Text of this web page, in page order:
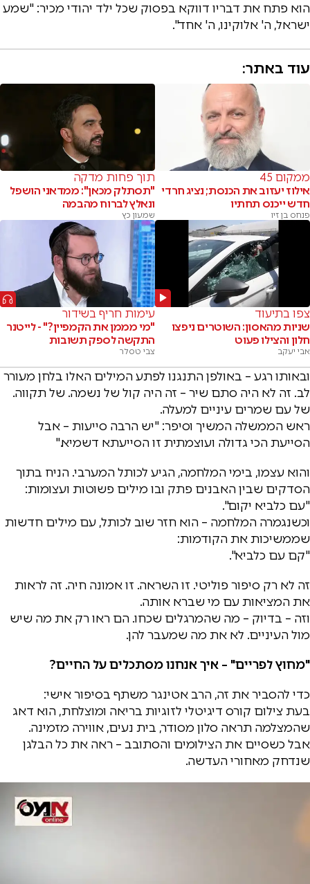
הוא פתח את דבריו דווקא בפסוק שכל ילד יהודי מכיר: "שמע
ישראל, ה' אלוקינו, ה' אחד".
עוד באתר:
ממקום 45
אילוז יעזוב את הכנסת; נציג חרדי
חדש ייכנס תחתיו
פנחס בן זיו
תוך פחות מדקה
"תסתלק מכאן": ממדאני הושפל
ונאלץ לברוח מהבמה
שמעון כץ
צפו בתיעוד
שניות מהאסון: השוטרים ניפצו
חלון והצילו פעוט
אבי יעקב
עימות חריף בשידור
"מי מממן את הקמפיין?" - לייטנר
התקשה לספק תשובות
צבי טסלר
ובאותו רגע – באולפן התנגנו לפתע המילים האלו בלחן מעורר
לב. זה לא היה סתם שיר – זה היה קול של נשמה. של תקווה.
של עם שמרים עיניים למעלה.
ראש הממשלה המשיך וסיפר: "יש הרבה סייעות – אבל
הסייעת הכי גדולה ועוצמתית זו הסייעתא דשמיא."
והוא עצמו, בימי המלחמה, הגיע לכותל המערבי. הניח בתוך
הסדקים שבין האבנים פתק ובו מילים פשוטות ועצומות:
"עם כלביא יקום".
וכשנגמרה המלחמה – הוא חזר שוב לכותל, עם מילים חדשות
שממשיכות את הקודמות:
"קם עם כלביא".
זה לא רק סיפור פוליטי. זו השראה. זו אמונה חיה. זה לראות
את המציאות עם מי שברא אותה.
וזה – בדיוק – מה שהמרגלים שכחו. הם ראו רק את מה שיש
מול העיניים. לא את מה שמעבר להן.
"מחוץ לפריים" – איך אנחנו מסתכלים על החיים?
כדי להסביר את זה, הרב אטינגר משתף בסיפור אישי:
בעת צילום קורס דיגיטלי לזוגיות בריאה ומוצלחת, הוא דאג
שהמצלמה תראה סלון מסודר, בית נעים, אווירה מזמינה.
אבל כשסיים את הצילומים והסתובב – ראה את כל הבלגן
שנדחק מאחורי העדשה.